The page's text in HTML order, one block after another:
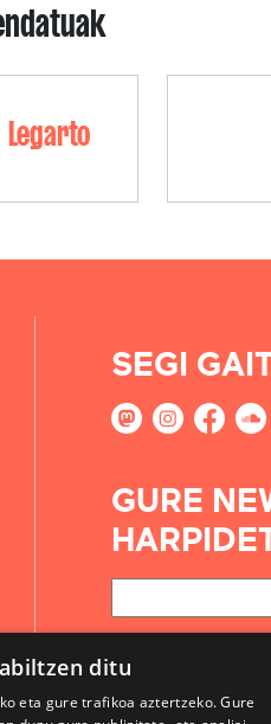
SEGI
GURE
ditu
eta gure trafikoa aztertzeko. Gure